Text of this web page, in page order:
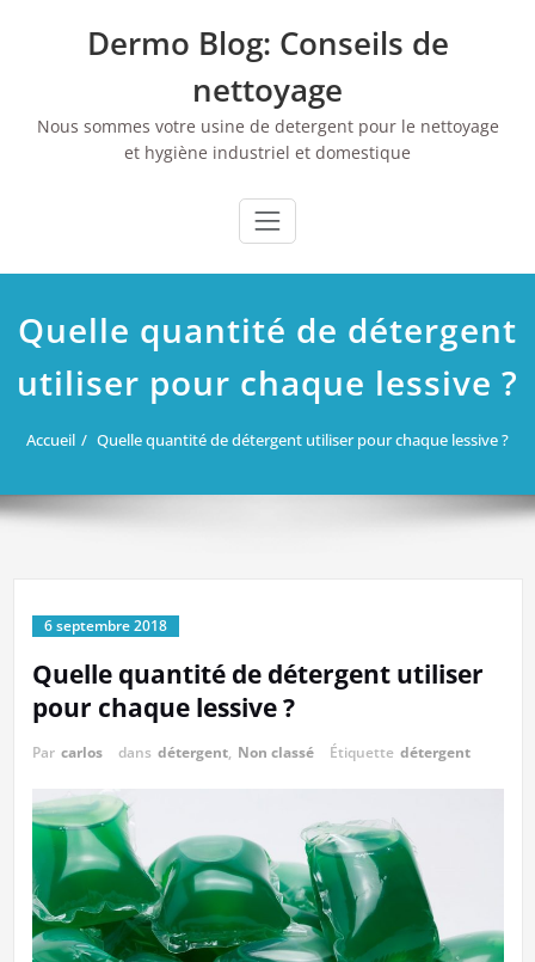
Dermo Blog: Conseils de
nettoyage
Nous sommes votre usine de detergent pour le nettoyage
et hygiène industriel et domestique
Quelle quantité de détergent
utiliser pour chaque lessive ?
Accueil Quelle quantité de détergent utiliser pour chaque lessive ?
6 septembre 2018
Quelle quantité de détergent utiliser
pour chaque lessive ?
Par carlos dans détergent, Non classé Étiquette détergent